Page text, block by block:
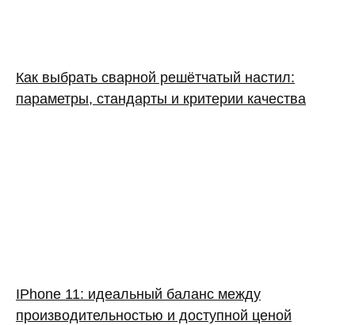
Как выбрать сварной решётчатый настил:
параметры, стандарты и критерии качества
IPhone 11: идеальный баланс между
производительностью и доступной ценой